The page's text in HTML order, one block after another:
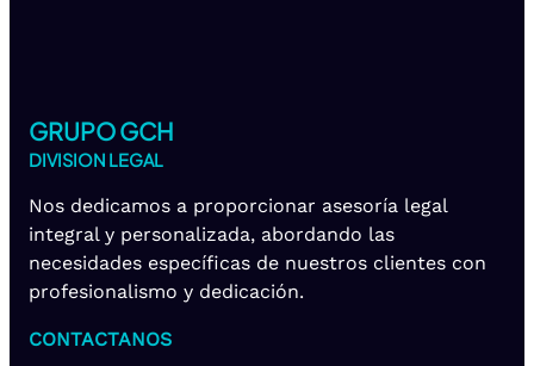
GRUPO GCH
DIVISION LEGAL
Nos dedicamos a proporcionar asesoría legal
integral y personalizada, abordando las
necesidades específicas de nuestros clientes con
profesionalismo y dedicación.
CONTACTANOS